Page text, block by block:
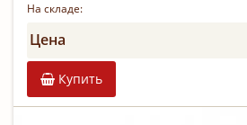
На складе:
Цена
Купить